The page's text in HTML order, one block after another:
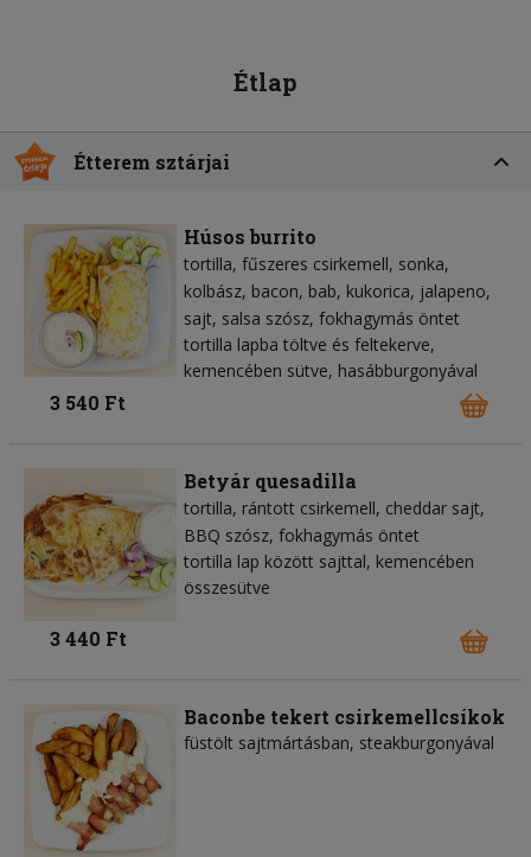
Étlap
Étterem sztárjai
Húsos burrito
tortilla fűszeres csirkemell sonka
kolbász bacon bab kukorica jalapeno
sajt salsa szósz fokhagymás öntet
tortilla lapba töltve és feltekerve,
kemencében sütve, hasábburgonyával
3 540 Ft
Betyár quesadilla
tortilla rántott csirkemell cheddar sajt
BBQ szósz fokhagymás öntet
tortilla lap között sajttal, kemencében
összesütve
3 440 Ft
Baconbe tekert csirkemellcsíkok
füstölt sajtmártásban, steakburgonyával